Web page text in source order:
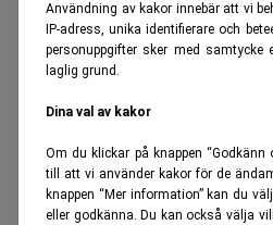
Användning av kakor innebär att vi
IP-adress, unika identifierare och
personuppgifter sker med samtycke
laglig grund.
Dina val av kakor
Om du klickar på knappen
till att vi använder kakor för de
knappen “Mer information” kan du
eller godkänna. Du kan också välja
personuppgifter